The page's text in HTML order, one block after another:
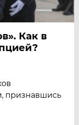
Как в
признавшись